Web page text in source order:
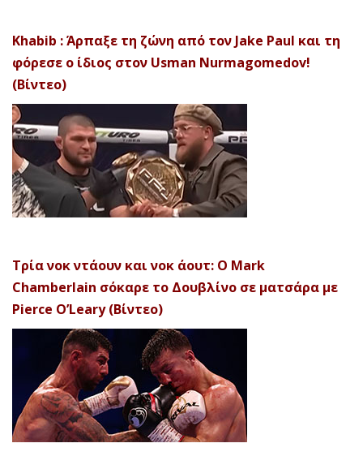
Khabib : Άρπαξε τη ζώνη από τον Jake Paul και τη
φόρεσε ο ίδιος στον Usman Nurmagomedov!
(Βίντεο)
Τρία νοκ ντάουν και νοκ άουτ: Ο Mark
Chamberlain σόκαρε το Δουβλίνο σε ματσάρα με
Pierce O’Leary (Βίντεο)